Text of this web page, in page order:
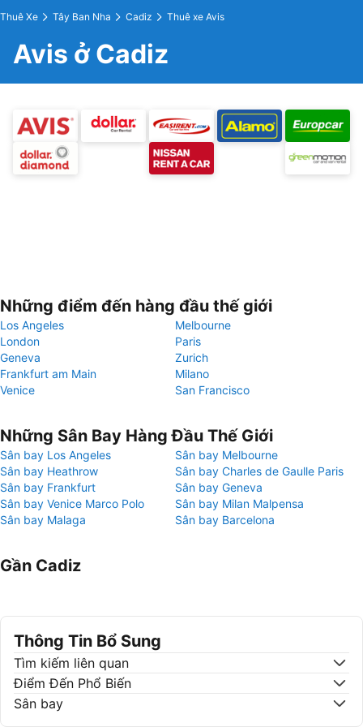
Thuê Xe Tây Ban Nha Cadiz Thuê xe Avis
Avis ở Cadiz
Những điểm đến hàng đầu thế giới
Los Angeles
Melbourne
London
Paris
Geneva
Zurich
Frankfurt am Main
Milano
Venice
San Francisco
Những Sân Bay Hàng Đầu Thế Giới
Sân bay Los Angeles
Sân bay Melbourne
Sân bay Heathrow
Sân bay Charles de Gaulle Paris
Sân bay Frankfurt
Sân bay Geneva
Sân bay Venice Marco Polo
Sân bay Milan Malpensa
Sân bay Malaga
Sân bay Barcelona
Gần Cadiz
Thông Tin Bổ Sung
Tìm kiếm liên quan
Điểm Đến Phổ Biến
Sân bay